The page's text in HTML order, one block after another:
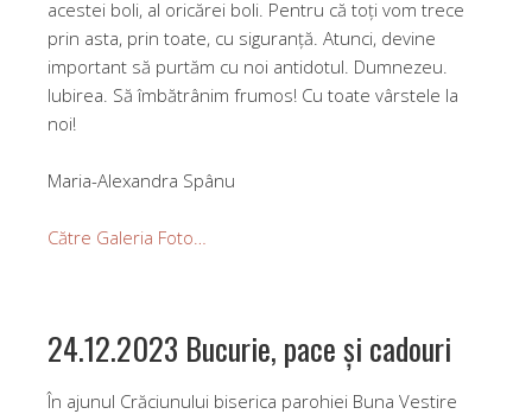
acestei boli, al oricărei boli. Pentru că toți vom trece
prin asta, prin toate, cu siguranță. Atunci, devine
important să purtăm cu noi antidotul. Dumnezeu.
Iubirea. Să îmbătrânim frumos! Cu toate vârstele la
noi!
Maria-Alexandra Spânu
Către Galeria Foto…
24.12.2023 Bucurie, pace şi cadouri
În ajunul Crăciunului biserica parohiei Buna Vestire